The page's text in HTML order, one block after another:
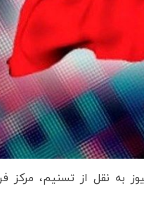
به نقل از تسنیم،‌